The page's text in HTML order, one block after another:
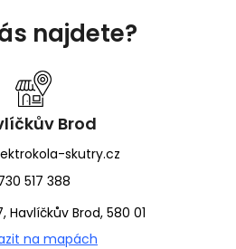
najdete?
Brod
skutry.cz
517 388
Havlíčkův Brod, 580 01
na mapách